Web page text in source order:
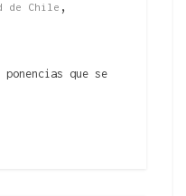
de Chile ,
que se